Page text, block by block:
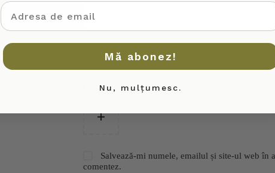
Încarcă imagine (Opțional)
Salvează-mi numele, emailul și site-ul web în
comentez.
adresa de email
Mă abonez!
Nu, mulțumesc.